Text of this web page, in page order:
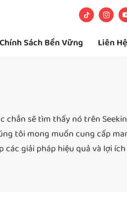
Chính Sách Bền Vững Liên
sẽ tìm thấy nó trên
tôi mong muốn cung cấp
giải pháp hiệu quả và lợi